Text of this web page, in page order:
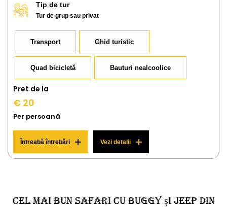
Tip de tur
Tur de grup sau privat
Transport Ghid turistic
Quad bicicletă Bauturi nealcoolice
Pret de la
€ 20
Per persoană
Întreabă întrebări Vezi detalii
Cel mai bun safari cu Buggy și Jeep din